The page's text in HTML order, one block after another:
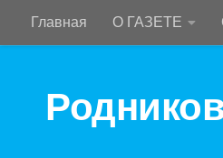
Перейти к содержимому
Главная О ГАЗЕТЕ